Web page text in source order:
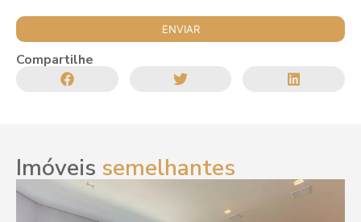
Compartilhe
Imóveis semelhantes